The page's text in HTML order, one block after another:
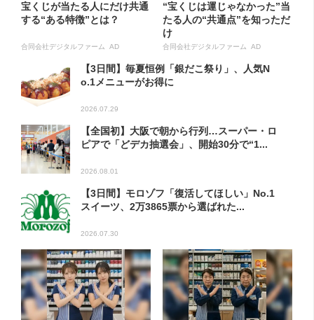
宝くじが当たる人にだけ共通
する“ある特徴”とは？
合同会社デジタルファーム AD
“宝くじは運じゃなかった”当
たる人の“共通点”を知っただ
け
合同会社デジタルファーム AD
【3日間】毎夏恒例「銀だこ祭り」、人気N
o.1メニューがお得に
2026.07.29
【全国初】大阪で朝から行列…スーパー・ロ
ピアで「どデカ抽選会」、開始30分で“1...
2026.08.01
【3日間】モロゾフ「復活してほしい」No.1
スイーツ、2万3865票から選ばれた...
2026.07.30